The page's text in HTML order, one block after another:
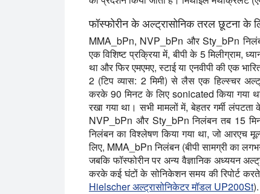
फॉस्फोरीन के अल्ट्रासोनिक तरल छूटना के
MMA_bPn, NVP_bPn और Sty_bPn निलंबन
एक विशिष्ट प्रक्रिया में, बीपी के 5 मिलीग्राम,
था और फिर एमएमए, स्टाई या एनवीपी की एक
2 (टिप व्यास: 2 मिमी) से लैस एक हिल्स्चर
करके 90 मिनट के लिए sonicated किया गया
रखा गया था। सभी मामलों में, बेहतर गर्मी
NVP_bPn और Sty_bPn निलंबन तब 15
निलंबन का विश्लेषण किया गया था, जो आरएच
लिए, MMA_bPn निलंबन (बीपी सामग्री का
जबकि फॉस्फोरीन पर अन्य वैज्ञानिक अध्ययन
करके कई घंटों के सोनिकेशन समय की रिपोर्ट करते
Hielscher अल्ट्रासोनिकेटर मॉडल UP200St).